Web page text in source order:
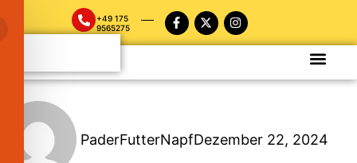
+49 175
9565275
PaderFutterNapfDezember 22, 2024